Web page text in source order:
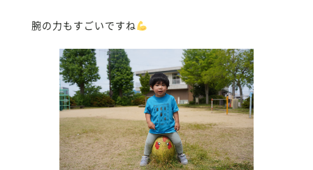
腕の力もすごいですね